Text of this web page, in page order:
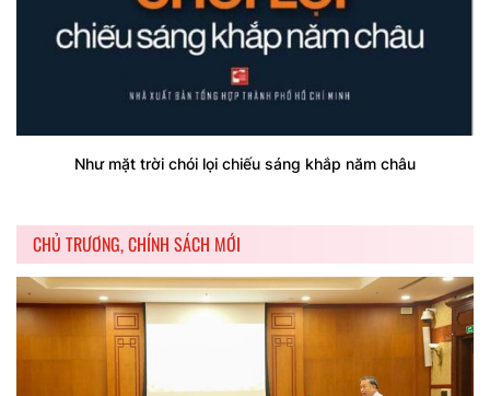
Như mặt trời chói lọi chiếu sáng khắp năm châu
CHỦ TRƯƠNG, CHÍNH SÁCH MỚI